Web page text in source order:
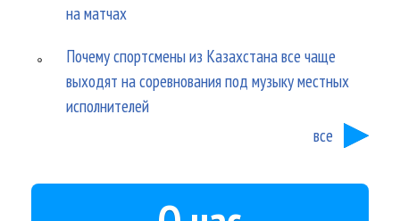
на матчах
Почему спортсмены из Казахстана все чаще
выходят на соревнования под музыку местных
исполнителей
все